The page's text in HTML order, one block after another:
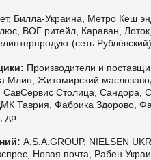
Билла-Украина, Метро Кеш
ВОГ ритейл, Караван,
(сеть
Производители и
Млин, Житомирский
СавСервис Столица, Сандора,
Таврия, Фабрика Здорово,
др
A.S.A.GROUP, NIELSEN
Новая почта, Рабен